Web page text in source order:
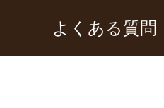
よくある質問